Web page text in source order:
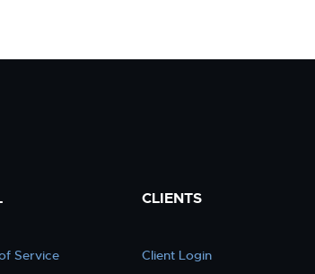
Service
CLIENTS
Client Login